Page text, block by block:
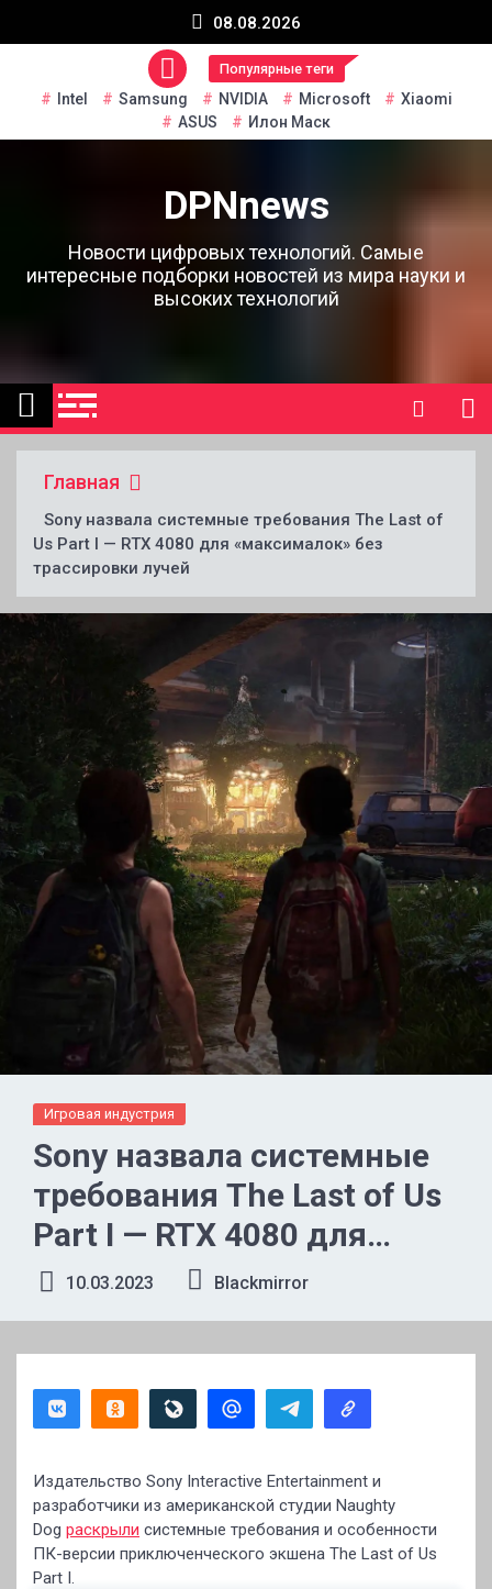
08.08.2026
Популярные теги
Intel Samsung NVIDIA Microsoft
Xiaomi
ASUS
Илон Маск
DPNnews
Новости цифровых технологий. Самые
интересные подборки новостей из мира науки и
высоких технологий
Главная
Sony назвала системные требования The Last of
Us Part I — RTX 4080 для «максималок» без
трассировки лучей
Игровая индустрия
Sony назвала системные
требования The Last of Us
Part I — RTX 4080 для
«максималок» без
трассировки лучей
10.03.2023 Blackmirror
Издательство Sony Interactive Entertainment и
разработчики из американской студии Naughty
Dog раскрыли системные требования и особенности
ПК-версии приключенческого экшена The Last of Us
Part I.